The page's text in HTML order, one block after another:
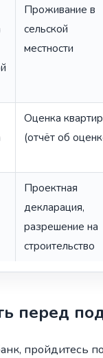
Проживание в
сельской
местности
Оценка
(отчёт об
Проектная
декларация,
разрешение на
строительство
перед
пройдитесь